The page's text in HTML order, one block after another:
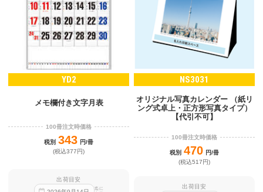
YD2
メモ欄付き文字月表
100冊注文時価格
税別 343 円/冊
(税込377円)
出荷目安
迄に
NS3031
オリジナル写真カレンダー （紙リ
ング式卓上・正方形写真タイプ）
【代引不可】
100冊注文時価格
税別 470 円/冊
(税込517円)
出荷目安